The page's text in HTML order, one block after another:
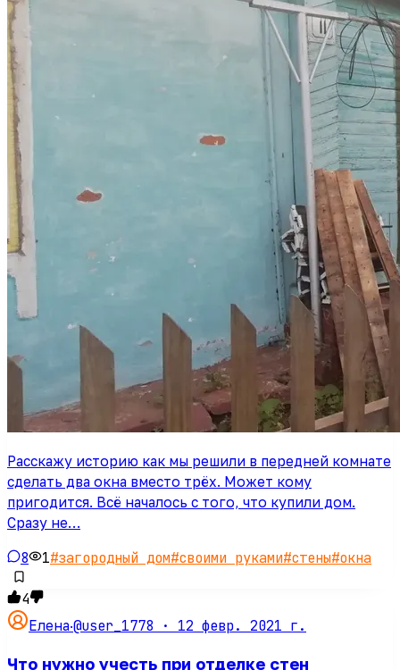
Расскажу историю как мы решили в передней комнате
сделать два окна вместо трёх. Может кому
пригодится. Всё началось с того, что купили дом.
Сразу не…
8 1#загородный дом#своими руками#стены#окна
4
Елена·@user_1778 · 12 февр. 2021 г.
Что нужно учесть при отделке стен